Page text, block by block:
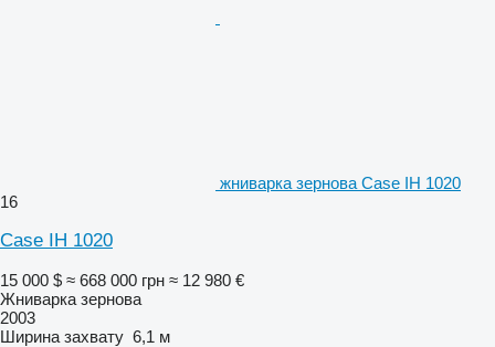
жниварка зернова Case IH 1020
16
Case IH 1020
15 000 $ ≈ 668 000 грн ≈ 12 980 €
Жниварка зернова
2003
Ширина захвату 6,1 м